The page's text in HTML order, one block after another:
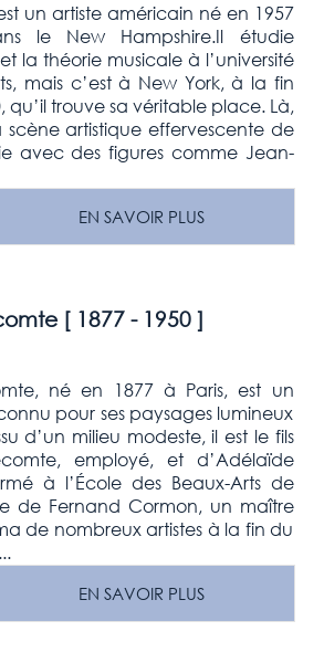
un artiste américain né en 1957
le New Hampshire.Il étudie
la théorie musicale à l’université
mais c’est à New York, à la fin
qu’il trouve sa véritable place. Là,
artistique effervescente de
avec des figures comme Jean-
EN SAVOIR PLUS
[ 1877 - 1950]
né en 1877 à Paris, est un
pour ses paysages lumineux
d’un milieu modeste, il est le fils
employé, et d’Adélaïde
à l’École des Beaux-Arts de
de Fernand Cormon, un maître
de nombreux artistes à la fin du
EN SAVOIR PLUS